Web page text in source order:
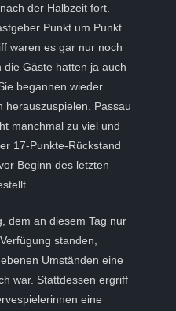
der Halbzeit fort.
Punkt um Punkt
waren es gar nur noch
die Gäste hatten ja auch
begannen wieder
herauszuspielen. Passau
manchmal zu viel und
17-Punkte-Rückstand
Beginn des letzten
dem an diesem Tag nur
standen,
Umständen eine
war. Stattdessen ergriff
eine